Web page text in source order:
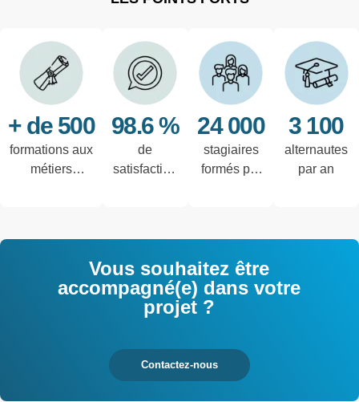
+ de 500
formations aux
métiers
98.6 %
de
satisfaction
24 000
stagiaires
formés par
3 100
alternautes
par an
Vous souhaitez être
accompagné(e) dans votre
projet ?
Contactez-nous